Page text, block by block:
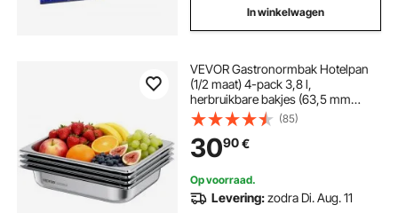
In winkelwagen
VEVOR Gastronormbak Hotelpan
(1/2 maat) 4-pack 3,8 l,
herbruikbare bakjes (63,5 mm
diep), roestvrijstalen
cateringopslag, paneermeelbak,
voedselcontainer voor
feestrestaurantbuffet
(85)
3090€
Op voorraad.
Levering:zodra Di. Aug. 11